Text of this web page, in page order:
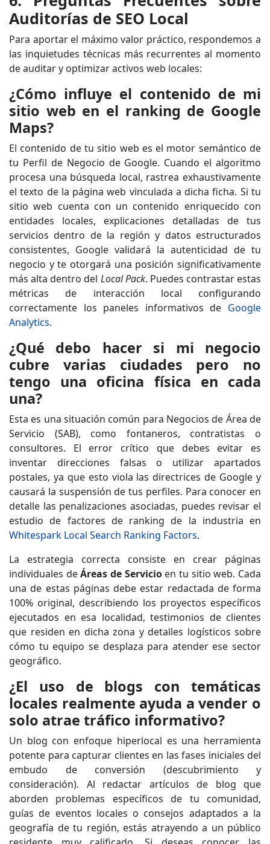
Auditorías de SEO Local
Para aportar el máximo valor práctico, respondemos a
las inquietudes técnicas más recurrentes al momento
de auditar y optimizar activos web locales:
¿Cómo influye el contenido de mi
sitio web en el ranking de Google
Maps?
El contenido de tu sitio web es el motor semántico de
tu Perfil de Negocio de Google. Cuando el algoritmo
procesa una búsqueda local, rastrea exhaustivamente
el texto de la página web vinculada a dicha ficha. Si tu
sitio web cuenta con un contenido enriquecido con
entidades locales, explicaciones detalladas de tus
servicios dentro de la región y datos estructurados
consistentes, Google validará la autenticidad de tu
negocio y te otorgará una posición significativamente
más alta dentro del Local Pack. Puedes contrastar estas
métricas de interacción local configurando
correctamente los paneles informativos de Google
Analytics.
¿Qué debo hacer si mi negocio
cubre varias ciudades pero no
tengo una oficina física en cada
una?
Esta es una situación común para Negocios de Área de
Servicio (SAB), como fontaneros, contratistas o
consultores. El error crítico que debes evitar es
inventar direcciones falsas o utilizar apartados
postales, ya que esto viola las directrices de Google y
causará la suspensión de tus perfiles. Para conocer en
detalle las penalizaciones asociadas, puedes revisar el
estudio de factores de ranking de la industria en
Whitespark Local Search Ranking Factors.
La estrategia correcta consiste en crear páginas
individuales deÁreas de Servicioen tu sitio web. Cada
una de estas páginas debe estar redactada de forma
100% original, describiendo los proyectos específicos
ejecutados en esa localidad, testimonios de clientes
que residen en dicha zona y detalles logísticos sobre
cómo tu equipo se desplaza para atender ese sector
geográfico.
¿El uso de blogs con temáticas
locales realmente ayuda a vender o
solo atrae tráfico informativo?
Un blog con enfoque hiperlocal es una herramienta
potente para capturar clientes en las fases iniciales del
embudo de conversión (descubrimiento y
consideración). Al redactar artículos de blog que
aborden problemas específicos de tu comunidad,
guías de eventos locales o consejos adaptados a la
geografía de tu región, estás atrayendo a un público